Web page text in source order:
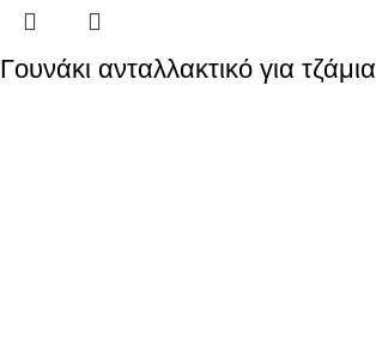
Γουνάκι ανταλλακτικό για τζάμια